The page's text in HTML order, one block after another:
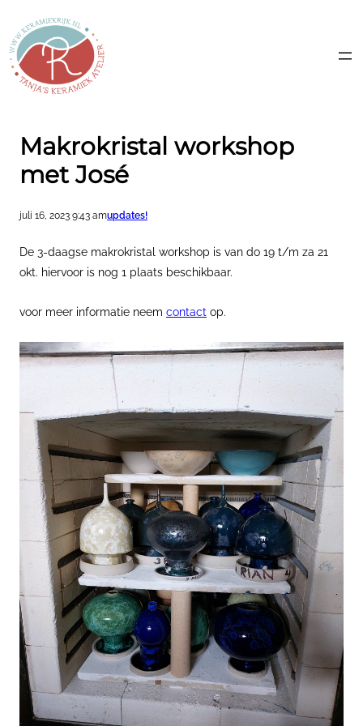
de
inhoud
Makrokristal workshop
met José
juli 16, 2023 9:43 amupdates!
De 3-daagse makrokristal workshop is van do 19 t/m za 21
okt. hiervoor is nog 1 plaats beschikbaar.
voor meer informatie neem contact op.